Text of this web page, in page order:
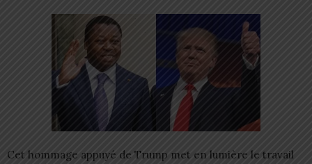
Cet hommage appuyé de Trump met en lumière le travail